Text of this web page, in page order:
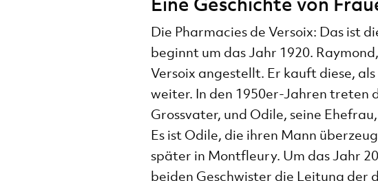
Die Pharmacies de Versoix: Das ist
beginnt um das Jahr 1920.
Versoix angestellt. Er kauft diese,
weiter. In den 1950er-Jahren treten
Grossvater, und Odile, seine
Es ist Odile, die ihren Mann
später in Montfleury. Um das Jahr
beiden Geschwister die Leitung der